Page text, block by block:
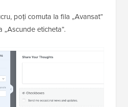
poți comuta la fila „Avansat”
eticheta”.